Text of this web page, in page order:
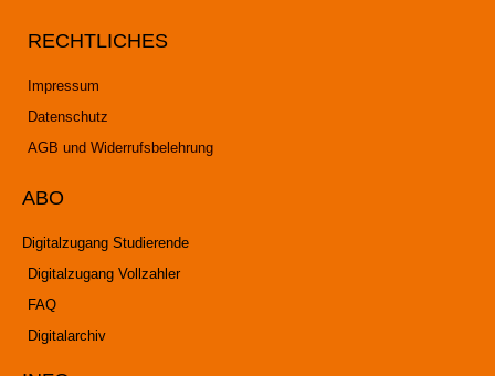
RECHTLICHES
Impressum
Datenschutz
AGB und Widerrufsbelehrung
ABO
Digitalzugang Studierende
Digitalzugang Vollzahler
FAQ
Digitalarchiv